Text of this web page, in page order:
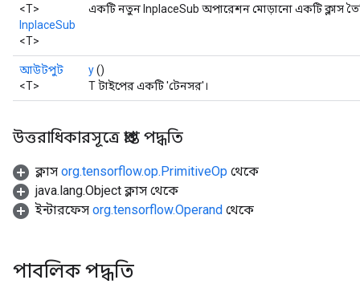
<T>
InplaceSub
<T>
একটি নতুন InplaceSub অপারেশন মোড়ানো একটি ক্লাস
আউটপুট
<T>
y()
T টাইপের একটি 'টেনসর'।
উত্তরাধিকারসূত্রে প্রাপ্ত পদ্ধতি
ক্লাস org.tensorflow.op.PrimitiveOp থেকে
java.lang.Object ক্লাস থেকে
ইন্টারফেস org.tensorflow.Operand থেকে
পাবলিক পদ্ধতি